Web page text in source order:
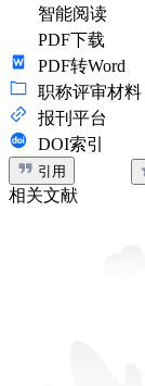
智能阅读
PDF下载
PDF转Word
职称评审材料
报刊平台
DOI索引
引用
相关文献